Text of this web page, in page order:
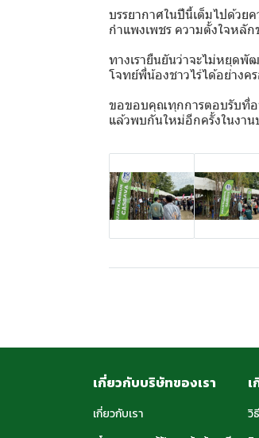
บรรยากาศในปีนี้เต็มไปด้วย
กำแพงเพชร ความตั้งใจหลั
ทางเรายืนยันว่าจะไม่หยุด
โจทย์พี่น้องชาวไร่ได้อย่าง
ขอขอบคุณทุกการตอบรับที่อ
แล้วพบกันใหม่อีกครั้งในงา
เกี่ยวกับบริษัทของเรา
เกี่ยวกับเรา
วิ